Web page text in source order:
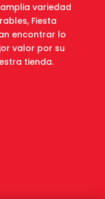
variedad
Fiesta
encontrar lo
valor por su
tienda.